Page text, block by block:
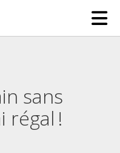
sans
régal !